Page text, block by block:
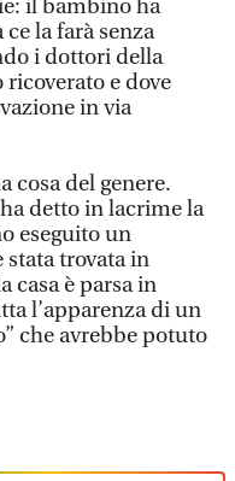
il bambino ha
la farà senza
i dottori della
e dove
in via
cosa del genere.
detto in lacrime la
eseguito un
stata trovata in
casa è parsa in
l’apparenza di un
che avrebbe potuto